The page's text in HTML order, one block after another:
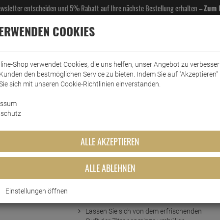
entscheiden und 5% Rabatt auf Ihre nächste Bestellung erhalten –Zum
& GASTROBEDARF DROGERIE KÜCHE & HAUSHALT KFZ
Duschgel
Zitronenminze 500ml
Lassen Sie sich von dem erfrischenden
COOKIES
Shop verwendet Cookies, die uns helfen, unser Angebot zu
den bestmöglichen Service zu bieten. Indem Sie auf "Akzeptieren"
sich mit unseren Cookie-Richtlinien einverstanden.
ALLE AKZEPTIEREN
ALLE ABLEHNEN
Einstellungen öffnen